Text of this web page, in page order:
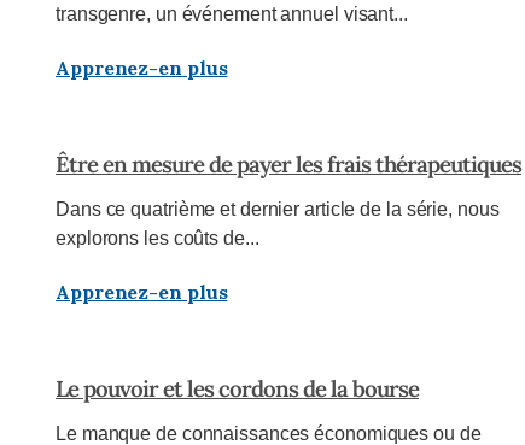
transgenre, un événement annuel visant...
Apprenez-en plus
Être en mesure de payer les frais thérapeutiques
Dans ce quatrième et dernier article de la série, nous
explorons les coûts de...
Apprenez-en plus
Le pouvoir et les cordons de la bourse
Le manque de connaissances économiques ou de